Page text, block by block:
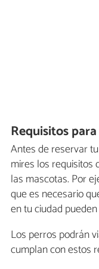
Requisitos
Antes de reservar
mires los requisitos
las mascotas. Por
que es necesario
en tu ciudad
Los perros podrán
cumplan con estos